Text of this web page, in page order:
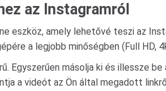
az Instagramról
eszköz, amely lehetővé teszi az
a legjobb minőségben (Full HD,
másolja ki és illessze
a videót az Ön által megadott